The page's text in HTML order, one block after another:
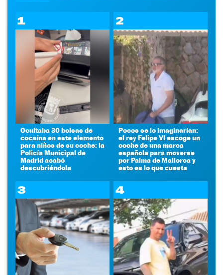
1
Ocultaba 30 bolsas de
cocaína en este elemento
para niños de su coche: la
Policía Municipal de
Madrid acabó
descubriéndola
2
Pocos se lo imaginarían:
el rey Felipe VI escoge un
coche de una marca
española para moverse
por Palma de Mallorca y
esto es lo que cuesta
3 4